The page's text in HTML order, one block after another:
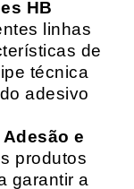
HB
linhas
de
técnica
adesivo
e
produtos
garantir a